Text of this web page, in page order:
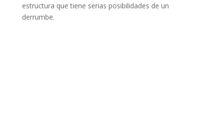
estructura que tiene serias posibilidades de un
derrumbe.